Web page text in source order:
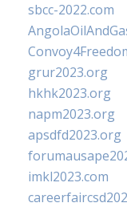
sbcc-2022.com
grur2023.org
hkhk2023.org
napm2023.org
apsdfd2023.org
imkl2023.com